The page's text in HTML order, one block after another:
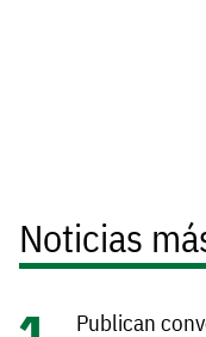
Noticias
Publican